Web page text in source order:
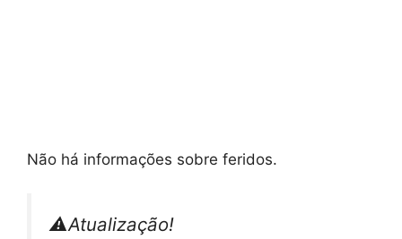
Não há informações sobre feridos.
⚠️Atualização!